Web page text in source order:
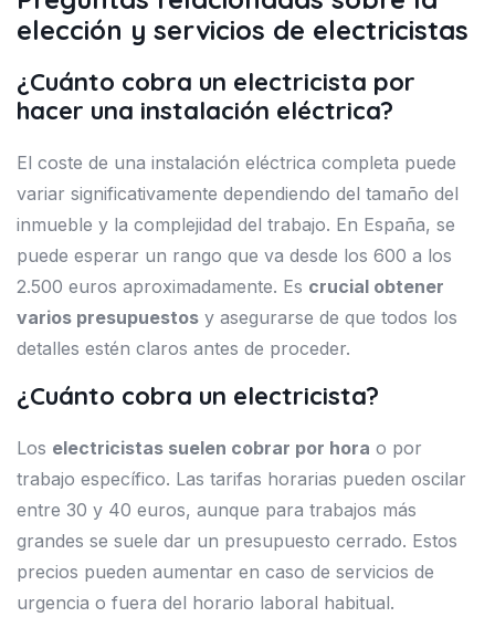
elección y servicios de electricistas
¿Cuánto cobra un electricista por
hacer una instalación eléctrica?
El coste de una instalación eléctrica completa puede
variar significativamente dependiendo del tamaño del
inmueble y la complejidad del trabajo. En España, se
puede esperar un rango que va desde los 600 a los
2.500 euros aproximadamente. Es crucial obtener
varios presupuestos y asegurarse de que todos los
detalles estén claros antes de proceder.
¿Cuánto cobra un electricista?
Los electricistas suelen cobrar por hora o por
trabajo específico. Las tarifas horarias pueden oscilar
entre 30 y 40 euros, aunque para trabajos más
grandes se suele dar un presupuesto cerrado. Estos
precios pueden aumentar en caso de servicios de
urgencia o fuera del horario laboral habitual.